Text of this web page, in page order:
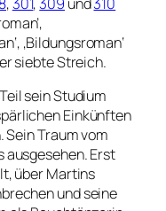
‚Bildungsroman‘
siebte Streich.
sein Studium
Einkünften
Traum vom
Erst
über Martins
und seine